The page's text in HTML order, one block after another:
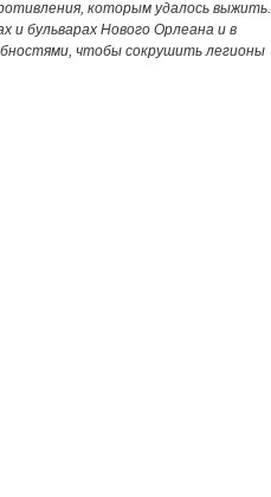
которым удалось выжить.
и бульварах Нового Орлеана и в
чтобы сокрушить легионы